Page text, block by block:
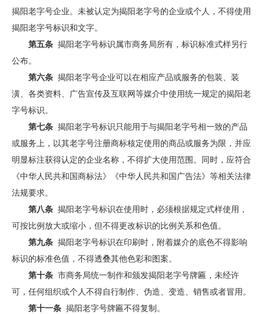
揭阳老字号企业。未被认定为揭阳老字号的企业或个人，不得使用
揭阳老字号标识和文字。
第五条 揭阳老字号标识属市商务局所有，标识标准式样另行
公布。
第六条 揭阳老字号企业可以在相应产品或服务的包装、装
潢、各类资料、广告宣传及互联网等媒介中使用统一规定的揭阳老
字号标识。
第七条 揭阳老字号标识只能用于与揭阳老字号相一致的产品
或服务上，以其老字号注册商标核定使用的商品或服务为限，并应
明显标注获得认定的企业名称，不得扩大使用范围。同时，应符合
《中华人民共和国商标法》《中华人民共和国广告法》等相关法律
法规要求。
第八条 揭阳老字号标识在使用时，必须根据规定式样使用，
可按比例放大或缩小，但不得更改标识的比例关系和色值。
第九条 揭阳老字号标识在印刷时，附着媒介的底色不得影响
标识的标准色值，不得透叠其他色彩和图案。
第十条 市商务局统一制作和颁发揭阳老字号牌匾，未经许
可，任何组织或个人不得自行制作、伪造、变造、销售或者冒用。
第十一条 揭阳老字号牌匾不得复制。